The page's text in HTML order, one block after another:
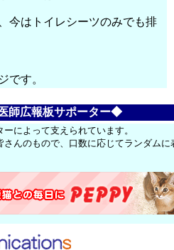
今はトイレシーツのみでも排
です。
師広報板サポーター◆
によって支えられています。
さんのもので、口数に応じてランダムに